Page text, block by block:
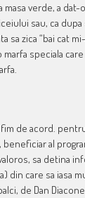
verde, a dat-
sau, ca
sa zica “bai cat
speciala
de acord.
al
sa detina
din care sa iasa
de Dan